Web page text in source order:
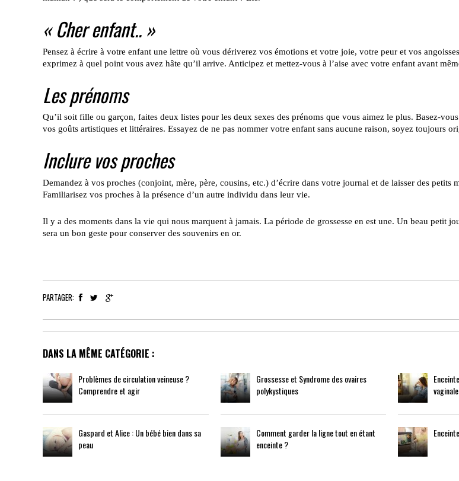
« Cher enfant.. »
Pensez à écrire à votre enfant une lettre où vous dériverez vos émotions et votre joie, votre peur et vos
exprimez à quel point vous avez hâte qu’il arrive. Anticipez et mettez-vous à l’aise avec votre enfant avant
Les prénoms
Qu’il soit fille ou garçon, faites deux listes pour les deux sexes des prénoms que vous aimez le plus. Basez-
vos goûts artistiques et littéraires. Essayez de ne pas nommer votre enfant sans aucune raison, soyez toujours
Inclure vos proches
Demandez à vos proches (conjoint, mère, père, cousins, etc.) d’écrire dans votre journal et de laisser des petits
Familiarisez vos proches à la présence d’un autre individu dans leur vie.
Il y a des moments dans la vie qui nous marquent à jamais. La période de grossesse en est une. Un beau petit
sera un bon geste pour conserver des souvenirs en or.
PARTAGER:
DANS LA MÊME CATÉGORIE :
Problèmes de circulation veineuse ?
Comprendre et agir
Grossesse et Syndrome des ovaires
polykystiques
Gaspard et Alice : Un bébé bien dans sa
peau
Comment garder la ligne tout en étant
enceinte ?